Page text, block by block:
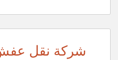
شركة نقل عفش